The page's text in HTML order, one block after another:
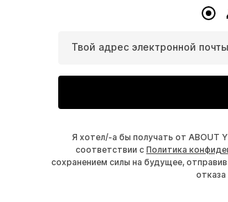
Твой адрес электронной почты
Я хотел/-а бы получать от ABOUT
соответствии с Политика
сохранением силы на будущее,